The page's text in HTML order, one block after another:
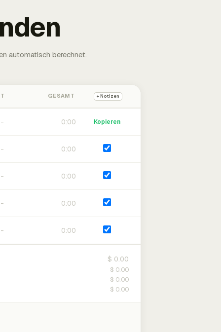
automatisch berechnet.
GESAMT + Notizen
0:00 Kopieren
0:00
0:00
0:00
0:00
$ 0.00
$ 0.00
$ 0.00
$ 0.00